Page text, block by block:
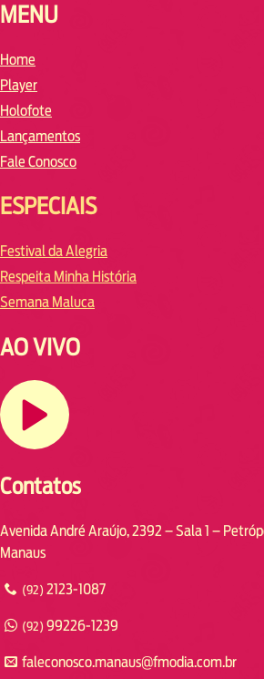
MENU
Home
Player
Holofote
Lançamentos
Fale Conosco
ESPECIAIS
Festival da Alegria
Respeita Minha História
Semana Maluca
AO VIVO
Contatos
Avenida André Araújo, 2392 – Sala 1 –
Manaus
(92) 2123-1087
(92) 99226-1239
faleconosco.manaus@fmodia.com.br